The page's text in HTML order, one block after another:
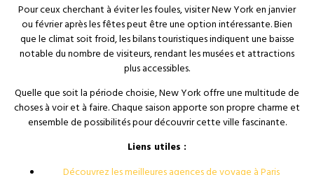
Pour ceux cherchant à éviter les foules, visiter New York en janvier
ou février après les fêtes peut être une option intéressante. Bien
que le climat soit froid, les bilans touristiques indiquent une baisse
notable du nombre de visiteurs, rendant les musées et attractions
plus accessibles.
Quelle que soit la période choisie, New York offre une multitude de
choses à voir et à faire. Chaque saison apporte son propre charme et
ensemble de possibilités pour découvrir cette ville fascinante.
Liens utiles :
Découvrez les meilleures agences de voyage à Paris